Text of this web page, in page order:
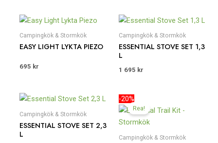
Campingkök & Stormkök
EASY LIGHT LYKTA PIEZO
695 kr
Campingkök & Stormkök
ESSENTIAL STOVE SET 1,3
L
1 695 kr
Campingkök & Stormkök
ESSENTIAL STOVE SET 2,3
L
-20%
Rea!
Campingkök & Stormkök
ursprungliga
priset
var:
priset